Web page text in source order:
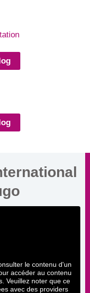
le contenu d'un
accéder au contenu
Veuillez noter que ce
avec des providers